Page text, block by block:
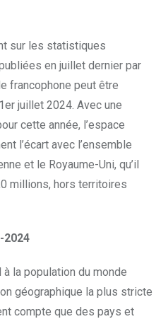
sur les statistiques
en juillet dernier par
francophone peut être
juillet 2024. Avec une
cette année, l’espace
l’écart avec l’ensemble
et le Royaume-Uni, qu’il
millions, hors territoires
2024
la population du monde
géographique la plus stricte
compte que des pays et